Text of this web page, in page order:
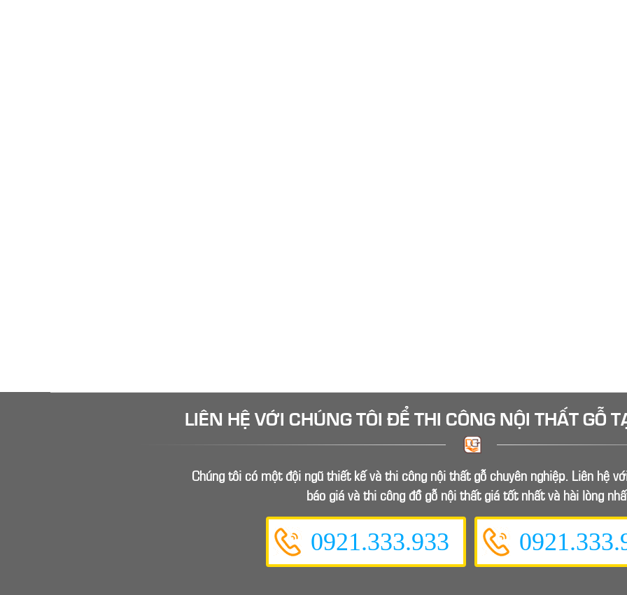
LIÊN HỆ VỚI CHÚNG TÔI ĐỂ THI CÔNG NỘI THẤT GỖ
Chúng tôi có một đội ngũ thiết kế và thi công nội thất gỗ chuyên nghiệp. Liên hệ
báo giá và thi công đồ gỗ nội thất giá tốt nhất và hài lòng
0921.333.933